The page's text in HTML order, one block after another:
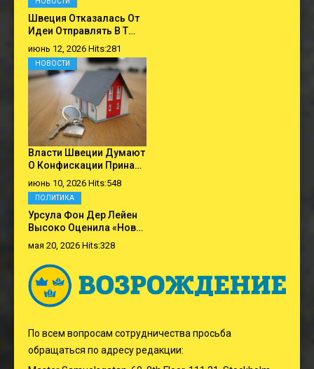
Швеция Отказалась От
Идеи Отправлять В Т…
июнь 12, 2026 Hits:281
Власти Швеции Думают
О Конфискации Прина…
июнь 10, 2026 Hits:548
НОВОСТИ
Урсула Фон Дер Лейен
Высоко Оценила «нов…
мая 20, 2026 Hits:328
ПОЛИТИКА
По всем вопросам сотрудничества просьба
обращаться по адресу редакции: